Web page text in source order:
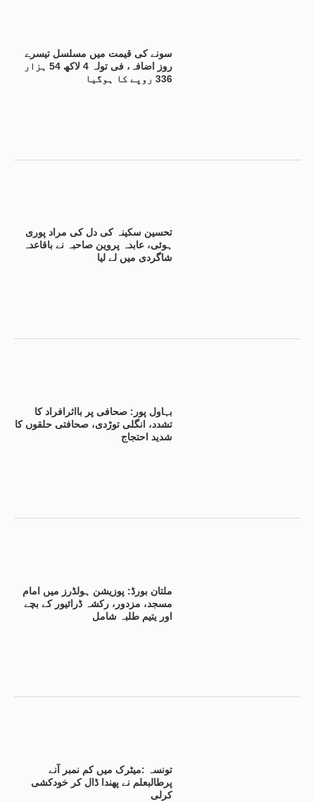
سونے کی قیمت میں مسلسل تیسرے
روز اضافہ، فی تولہ 4 لاکھ 54 ہزار
336 روپے کا ہوگیا
تحسین سکینہ کی دل کی مراد پوری
ہوئی، عابدہ پروین صاحبہ نے باقاعدہ
شاگردی میں لے لیا
بہاول پور: صحافی پر بااثرافراد کا
تشدد، انگلی توڑدی، صحافتی حلقوں کا
شدید احتجاج
ملتان بورڈ: پوزیشن ہولڈرز میں امام
مسجد، مزدور، رکشہ ڈرائیور کے بچے
اور یتیم طلبہ شامل
تونسہ :میٹرک میں کم نمبر آنے
پرطالبعلم نے پھندا ڈال کر خودکشی
کرلی